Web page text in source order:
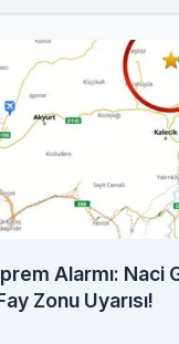
Alarmı: Naci
Zonu Uyarısı!